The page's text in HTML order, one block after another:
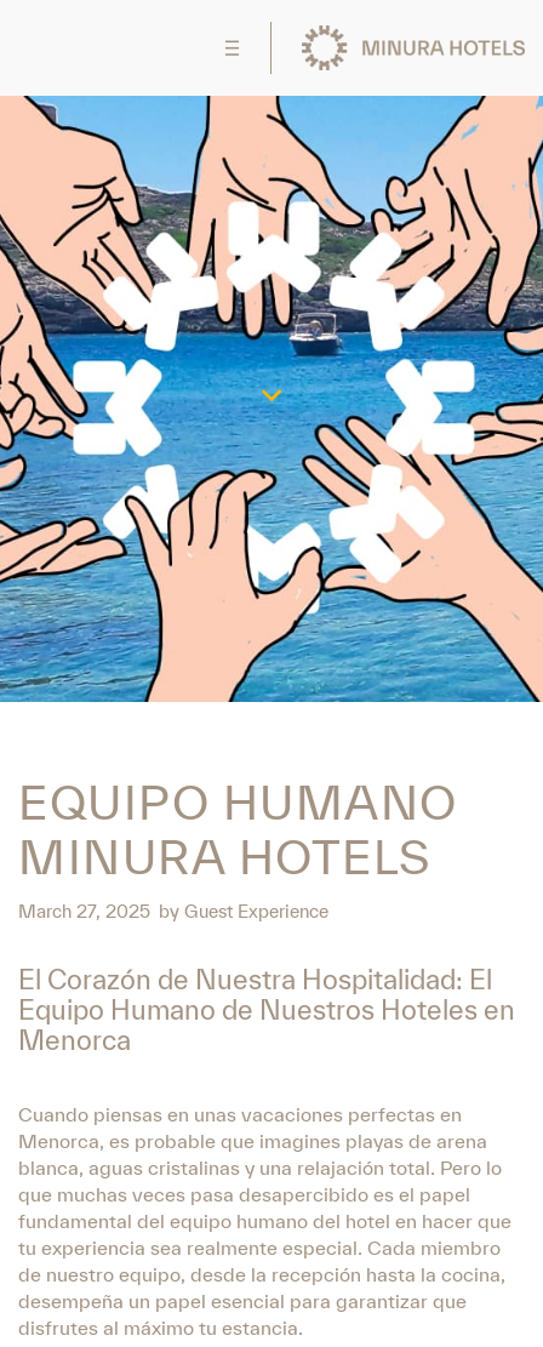
EQUIPO HUMANO
MINURA HOTELS
March 27, 2025 by Guest Experience
El Corazón de Nuestra Hospitalidad: El
Equipo Humano de Nuestros Hoteles en
Menorca
Cuando piensas en unas vacaciones perfectas en
Menorca, es probable que imagines playas de arena
blanca, aguas cristalinas y una relajación total. Pero lo
que muchas veces pasa desapercibido es el papel
fundamental del equipo humano del hotel en hacer que
tu experiencia sea realmente especial. Cada miembro
de nuestro equipo, desde la recepción hasta la cocina,
desempeña un papel esencial para garantizar que
disfrutes al máximo tu estancia.